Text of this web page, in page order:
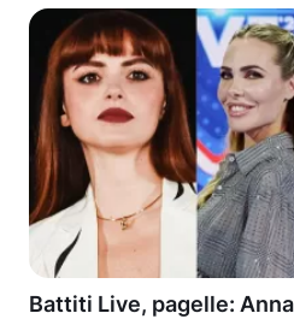
Battiti Live, pagelle: